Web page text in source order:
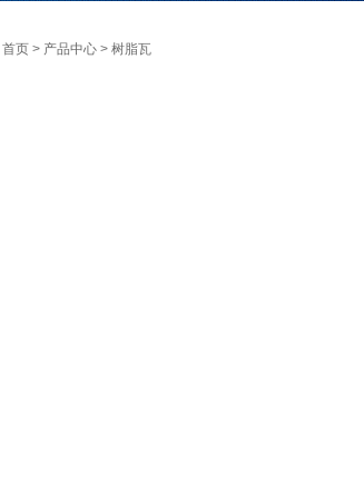
首页 > 产品中心 > 树脂瓦